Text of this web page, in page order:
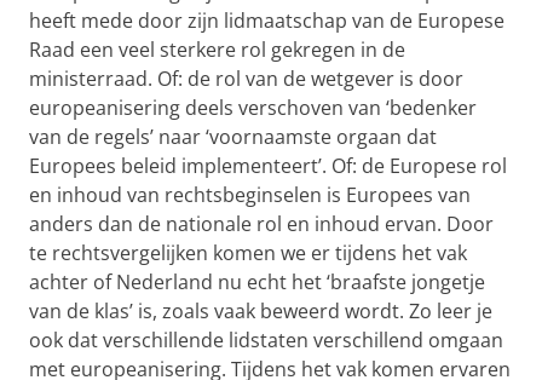
heeft mede door zijn lidmaatschap van de Europese
Raad een veel sterkere rol gekregen in de
ministerraad. Of: de rol van de wetgever is door
europeanisering deels verschoven van ‘bedenker
van de regels’ naar ‘voornaamste orgaan dat
Europees beleid implementeert’. Of: de Europese rol
en inhoud van rechtsbeginselen is Europees van
anders dan de nationale rol en inhoud ervan. Door
te rechtsvergelijken komen we er tijdens het vak
achter of Nederland nu echt het ‘braafste jongetje
van de klas’ is, zoals vaak beweerd wordt. Zo leer je
ook dat verschillende lidstaten verschillend omgaan
met europeanisering. Tijdens het vak komen ervaren